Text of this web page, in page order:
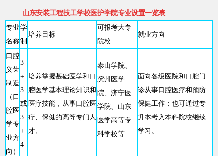
山东安装工程技工学校医护学院专业设置一览表
专业
名称
学
制
培养目标
可报考大专
院校
就业方向
口腔
义齿
制造
（口
腔医
学专
业方
向）
3
+
3
或
3
+
4
培养掌握基础医学和口
腔医学基本理论知识和
医疗技能，从事口腔医
疗、保健的高等专门人
才。
泰山学院、
滨州医学
院、济宁医
学院、山东
医学高等专
科学校等
面向各级医院和口腔门
诊从事口腔医疗和预防
保健工作；也可通过专
升本考入本科院校继续
学习。